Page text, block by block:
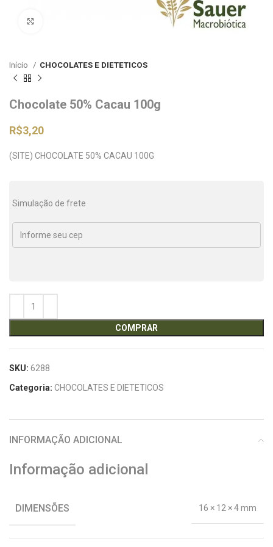
Início CHOCOLATES E DIETETICOS
Chocolate 50% Cacau 100g
R$3,20
(SITE) CHOCOLATE 50% CACAU 100G
Simulação de frete
COMPRAR
SKU: 6288
Categoria: CHOCOLATES E DIETETICOS
INFORMAÇÃO ADICIONAL
Informação adicional
DIMENSÕES 16 × 12 × 4 mm